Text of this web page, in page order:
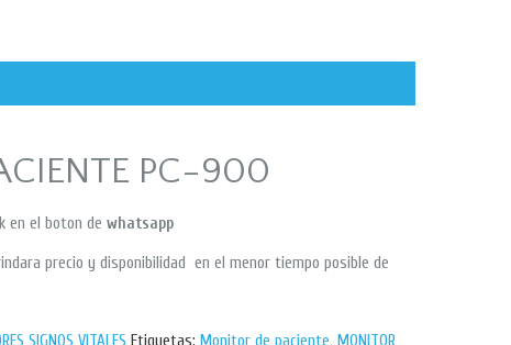
PC-900
en el boton de whatsapp
precio y disponibilidad en el menor tiempo posible de
SIGNOS VITALES Etiquetas: Monitor de paciente, MONITOR